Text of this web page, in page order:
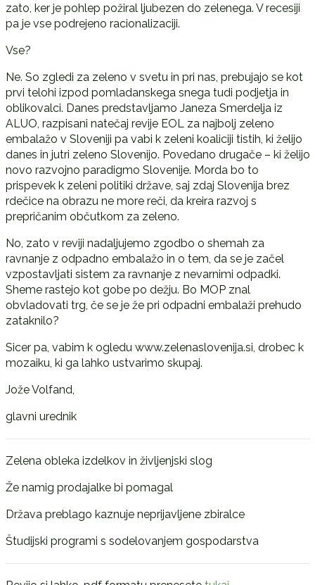
zato, ker je pohlep požiral ljubezen do zelenega. V recesiji
pa je vse podrejeno racionalizaciji.
Vse?
Ne. So zgledi za zeleno v svetu in pri nas, prebujajo se kot
prvi telohi izpod pomladanskega snega tudi podjetja in
oblikovalci. Danes predstavljamo Janeza Smerdelja iz
ALUO, razpisani natečaj revije EOL za najbolj zeleno
embalažo v Sloveniji pa vabi k zeleni koaliciji tistih, ki želijo
danes in jutri zeleno Slovenijo. Povedano drugače – ki želijo
novo razvojno paradigmo Slovenije. Morda bo to
prispevek k zeleni politiki države, saj zdaj Slovenija brez
rdečice na obrazu ne more reči, da kreira razvoj s
prepričanim občutkom za zeleno.
No, zato v reviji nadaljujemo zgodbo o shemah za
ravnanje z odpadno embalažo in o tem, da se je začel
vzpostavljati sistem za ravnanje z nevarnimi odpadki.
Sheme rastejo kot gobe po dežju. Bo MOP znal
obvladovati trg, če se je že pri odpadni embalaži prehudo
zataknilo?
Sicer pa, vabim k ogledu www.zelenaslovenija.si, drobec k
mozaiku, ki ga lahko ustvarimo skupaj.
Jože Volfand,
glavni urednik
Zelena obleka izdelkov in življenjski slog
Že namig prodajalke bi pomagal
Država preblago kaznuje neprijavljene zbiralce
Študijski programi s sodelovanjem gospodarstva